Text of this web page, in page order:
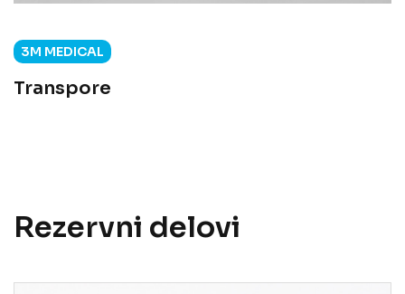
3M MEDICAL
Transpore
Rezervni delovi